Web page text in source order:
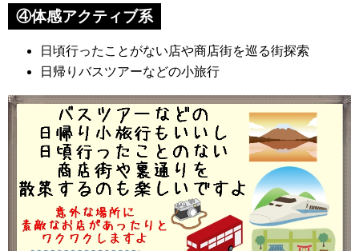
④体感アクティブ系
日頃行ったことがない店や商店街を巡る街探索
日帰りバスツアーなどの小旅行